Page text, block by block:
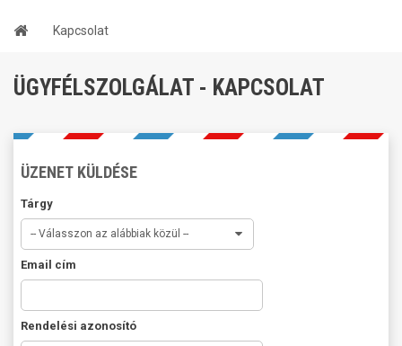
Kapcsolat
ÜGYFÉLSZOLGÁLAT - KAPCSOLAT
ÜZENET KÜLDÉSE
Tárgy
-- Válasszon az alábbiak közül --
Email cím
Rendelési azonosító